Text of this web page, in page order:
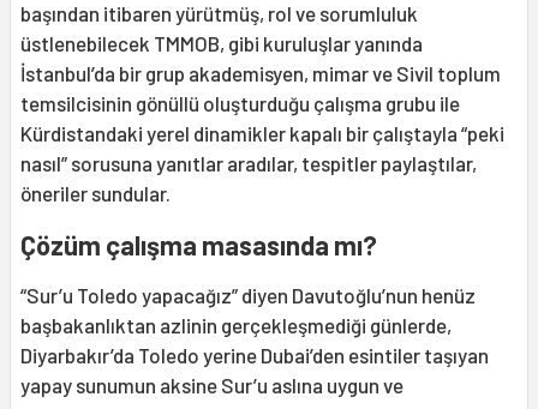
başından itibaren yürütmüş, rol ve sorumluluk
üstlenebilecek TMMOB, gibi kuruluşlar yanında
İstanbul’da bir grup akademisyen, mimar ve Sivil toplum
temsilcisinin gönüllü oluşturduğu çalışma grubu ile
Kürdistandaki yerel dinamikler kapalı bir çalıştayla “peki
nasıl” sorusuna yanıtlar aradılar, tespitler paylaştılar,
öneriler sundular.
Çözüm çalışma masasında mı?
“Sur’u Toledo yapacağız” diyen Davutoğlu’nun henüz
başbakanlıktan azlinin gerçekleşmediği günlerde,
Diyarbakır’da Toledo yerine Dubai’den esintiler taşıyan
yapay sunumun aksine Sur’u aslına uygun ve